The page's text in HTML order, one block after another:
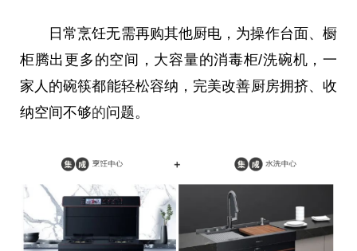
日常烹饪无需再购其他厨电，为操作台面、橱
柜腾出更多的空间，大容量的消毒柜/洗碗机，一
家人的碗筷都能轻松容纳，完美改善厨房拥挤、收
纳空间不够的问题。